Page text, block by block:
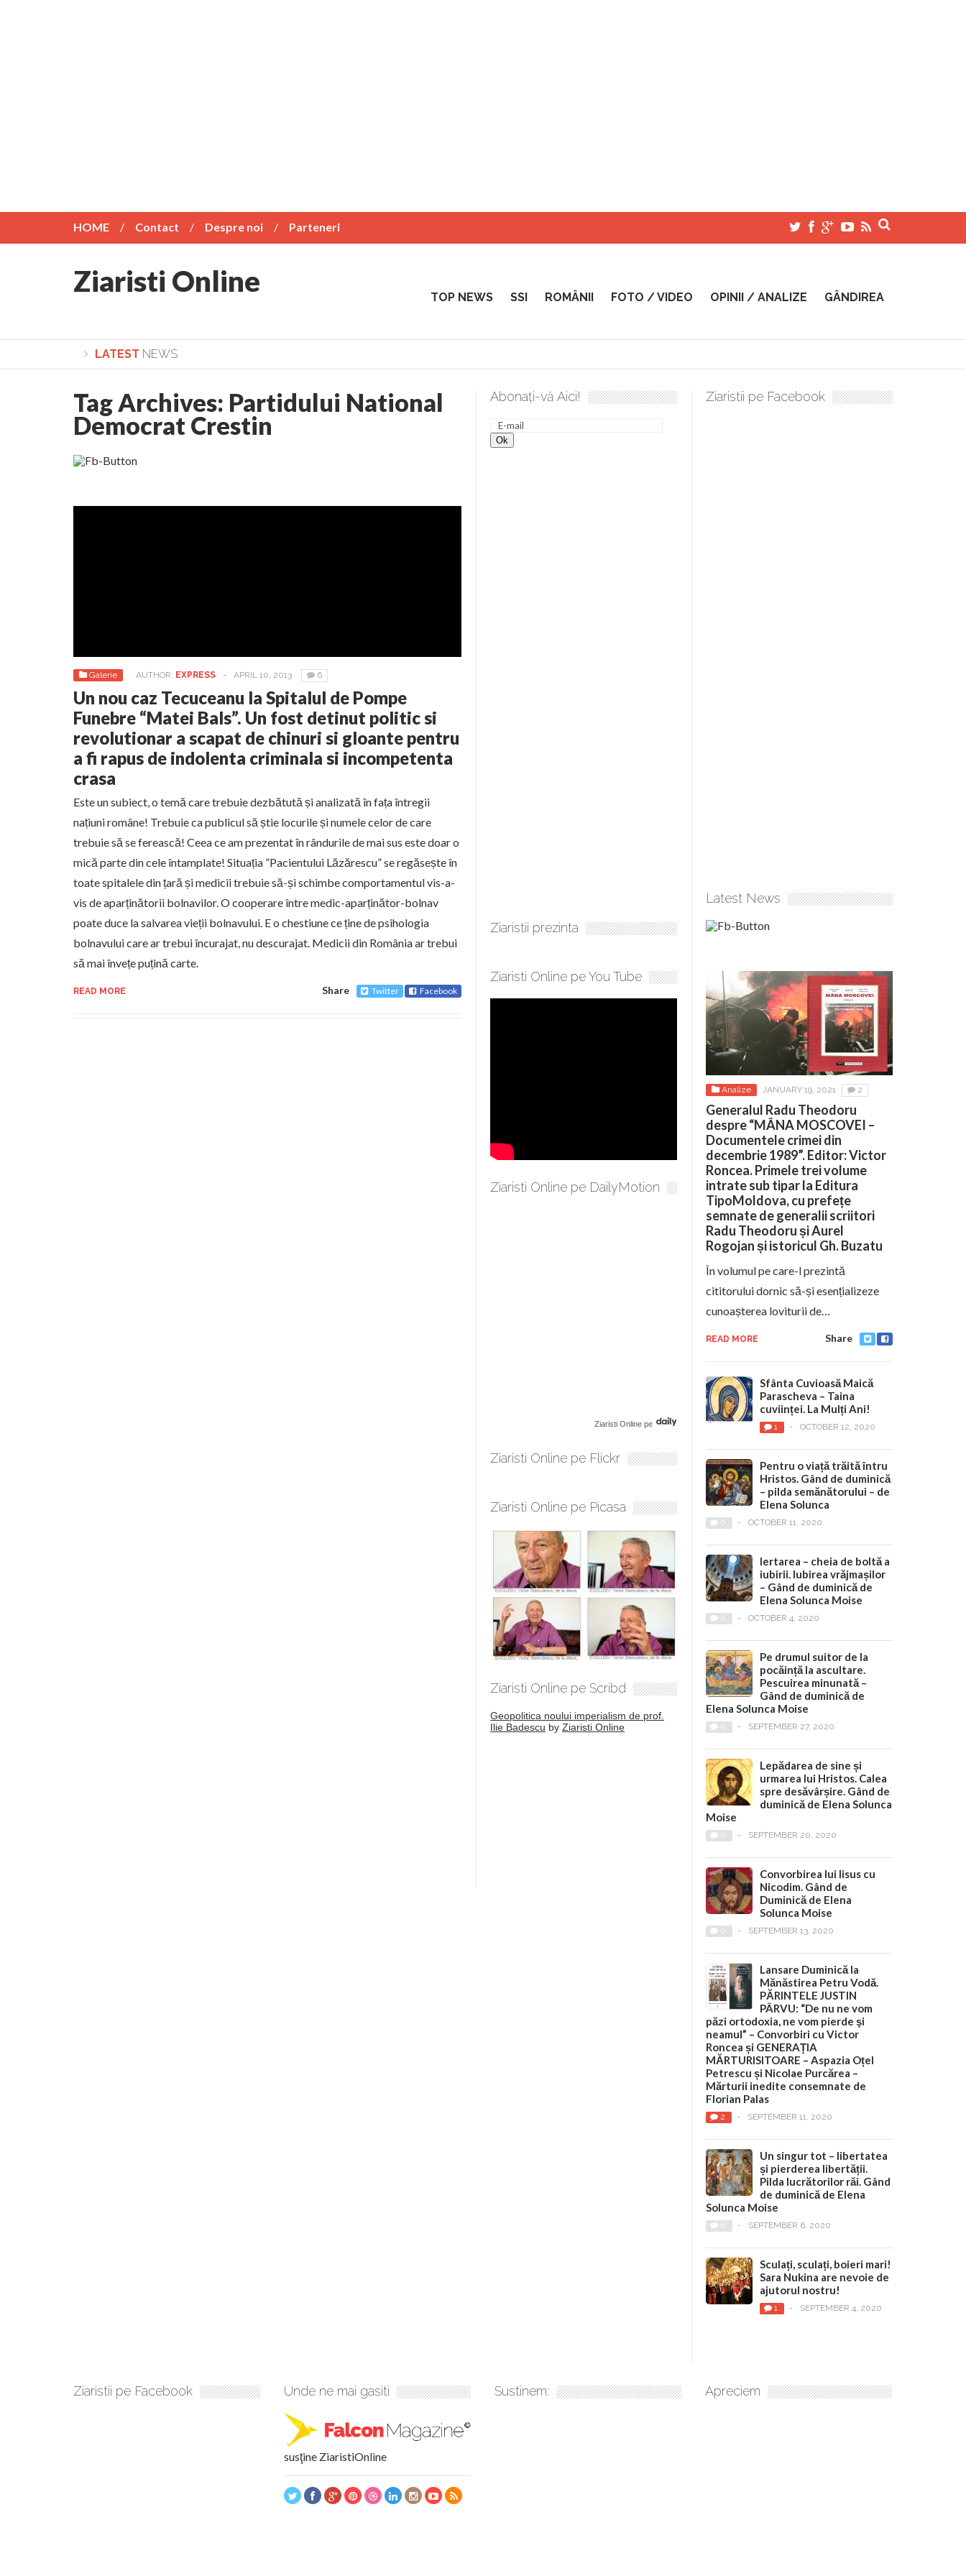
HOME Contact Despre noi Parteneri
Ziaristi Online TOP NEWS SSI ROMÂNII FOTO / VIDEO OPINII / ANALIZE GÂNDIREA
LATEST NEWS
Lepădarea de sine și urmarea lui Hristos. Calea spre desăvârșire. Gând de duminică de Elena Solunca Moise Sculați, sculați, boieri mari! Sara Nukina are nevoie de
Tag Archives: Partidului National
Democrat Crestin
Galerie AUTHOR: EXPRESS - APRIL 10, 2013 6
Un nou caz Tecuceanu la Spitalul de Pompe
Funebre “Matei Bals”. Un fost detinut politic si
revolutionar a scapat de chinuri si gloante pentru
a fi rapus de indolenta criminala si incompetenta
crasa
Este un subiect, o temă care trebuie dezbătută și analizată în fața întregii
națiuni române! Trebuie ca publicul să știe locurile și numele celor de care
trebuie să se ferească! Ceea ce am prezentat în rândurile de mai sus este doar o
mică parte din cele întamplate! Situația ”Pacientului Lăzărescu” se regăsește în
toate spitalele din țară și medicii trebuie să-și schimbe comportamentul vis-a-
vis de aparținătorii bolnavilor. O cooperare între medic-aparținător-bolnav
poate duce la salvarea vieții bolnavului. E o chestiune ce ține de psihologia
bolnavului care ar trebui încurajat, nu descurajat. Medicii din România ar trebui
să mai învețe puțină carte.
READ MORE Share Twitter Facebook
Abonați-vă Aici!
Ziaristii prezinta
Ziaristi Online pe You Tube
Ziaristi Online pe DailyMotion
Ziaristi Online pe
Ziaristi Online pe Flickr
Ziaristi Online pe Picasa
Ziaristi Online pe Scribd
Geopolitica noului imperialism de prof.
Ilie Badescu by Ziaristi Online
Ziaristii pe Facebook
Latest News
Analize JANUARY 19, 2021 2
Generalul Radu Theodoru
despre “MÂNA MOSCOVEI –
Documentele crimei din
decembrie 1989”. Editor: Victor
Roncea. Primele trei volume
intrate sub tipar la Editura
TipoMoldova, cu prefețe
semnate de generalii scriitori
Radu Theodoru și Aurel
Rogojan și istoricul Gh. Buzatu
În volumul pe care-l prezintă
cititorului dornic să-și esențializeze
cunoașterea loviturii de…
READ MORE Share
Sfânta Cuvioasă Maică
Parascheva – Taina
cuviinței. La Mulți Ani!
1 - OCTOBER 12, 2020
Pentru o viață trăită întru
Hristos. Gând de duminică
– pilda semănătorului – de
Elena Solunca
- OCTOBER 11, 2020
Iertarea – cheia de boltă a
iubirii. Iubirea vrăjmașilor
– Gând de duminică de
Elena Solunca Moise
- OCTOBER 4, 2020
Pe drumul suitor de la
pocăință la ascultare.
Pescuirea minunată –
Gând de duminică de
Elena Solunca Moise
- SEPTEMBER 27, 2020
Lepădarea de sine și
urmarea lui Hristos. Calea
spre desăvârșire. Gând de
duminică de Elena Solunca
Moise
- SEPTEMBER 20, 2020
Convorbirea lui Iisus cu
Nicodim. Gând de
Duminică de Elena
Solunca Moise
- SEPTEMBER 13, 2020
Lansare Duminică la
Mănăstirea Petru Vodă.
PĂRINTELE JUSTIN
PÂRVU: “De nu ne vom
păzi ortodoxia, ne vom pierde şi
neamul” – Convorbiri cu Victor
Roncea și GENERAȚIA
MĂRTURISITOARE – Aspazia Oțel
Petrescu și Nicolae Purcărea –
Mărturii inedite consemnate de
Florian Palas
2 - SEPTEMBER 11, 2020
Un singur tot – libertatea
și pierderea libertății.
Pilda lucrătorilor răi. Gând
de duminică de Elena
Solunca Moise
- SEPTEMBER 6, 2020
Sculați, sculați, boieri mari!
Sara Nukina are nevoie de
ajutorul nostru!
1 - SEPTEMBER 4, 2020
Ziaristii pe Facebook Unde ne mai gasiti
susţine ZiaristiOnline
Sustinem: Apreciem